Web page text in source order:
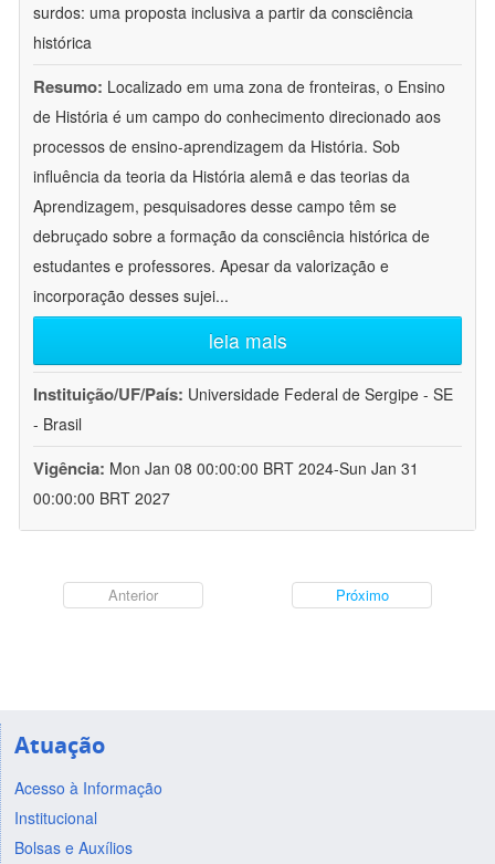
surdos: uma proposta inclusiva a partir da consciência
histórica
Resumo: Localizado em uma zona de fronteiras, o Ensino
de História é um campo do conhecimento direcionado aos
processos de ensino-aprendizagem da História. Sob
influência da teoria da História alemã e das teorias da
Aprendizagem, pesquisadores desse campo têm se
debruçado sobre a formação da consciência histórica de
estudantes e professores. Apesar da valorização e
incorporação desses sujei...
leia mais
Instituição/UF/País: Universidade Federal de Sergipe - SE
- Brasil
Vigência: Mon Jan 08 00:00:00 BRT 2024-Sun Jan 31
00:00:00 BRT 2027
Anterior Próximo
Atuação
Acesso à Informação
Institucional
Bolsas e Auxílios